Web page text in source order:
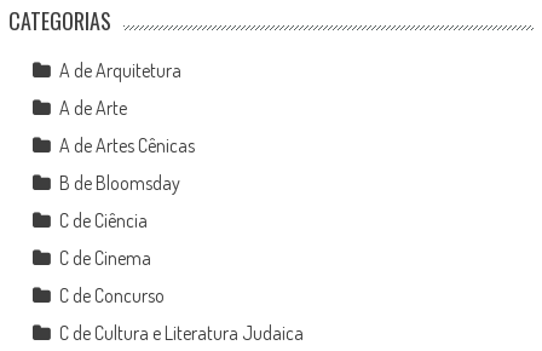
CATEGORIAS
A de Arquitetura
A de Arte
A de Artes Cênicas
B de Bloomsday
C de Ciência
C de Cinema
C de Concurso
C de Cultura e Literatura Judaica